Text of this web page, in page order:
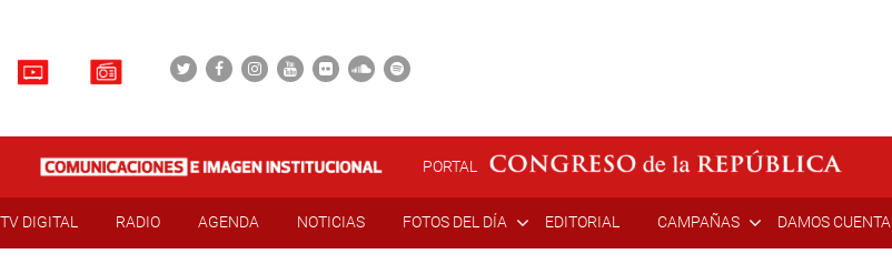
PORTAL
TV DIGITAL RADIO AGENDA NOTICIAS FOTOS DEL DÍA EDITORIAL CAMPAÑAS DAMOS CUENTA